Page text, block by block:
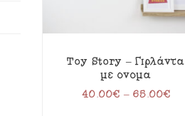
Toy Story – Γιρλάντα
με όνομα
40.00€ – 65.00€